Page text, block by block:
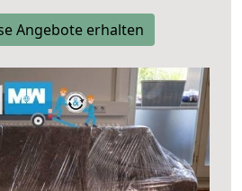
Angebote erhalten